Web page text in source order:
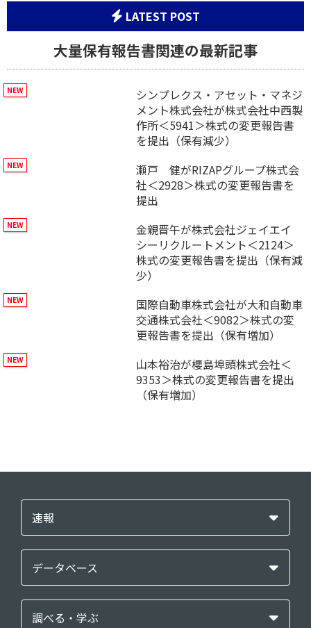
LATEST POST
大量保有報告書関連の最新記事
シンプレクス・アセット・マネジ
メント株式会社が株式会社中西製
作所＜5941＞株式の変更報告書
を提出（保有減少）
瀬戸 健がRIZAPグループ株式会
社＜2928＞株式の変更報告書を
提出
金親晋午が株式会社ジェイエイ
シーリクルートメント＜2124＞
株式の変更報告書を提出（保有減
少）
国際自動車株式会社が大和自動車
交通株式会社＜9082＞株式の変
更報告書を提出（保有増加）
山本裕治が櫻島埠頭株式会社＜
9353＞株式の変更報告書を提出
（保有増加）
速報
データベース
調べる・学ぶ